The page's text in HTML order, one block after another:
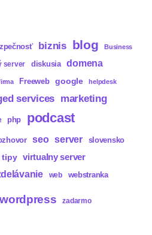
biznis blog Business
server diskusia domena
Freeweb google helpdesk
services marketing
php podcast
seo server slovensko
tipy virtualny server
web webstranka
wordpress zadarmo